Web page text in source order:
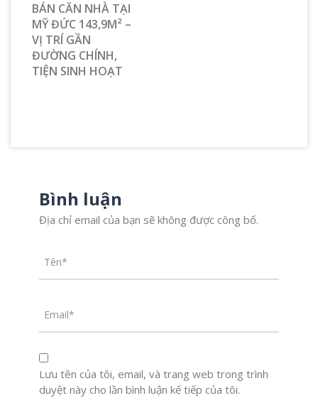
BÁN CĂN NHÀ TẠI
MỸ ĐỨC 143,9M² –
VỊ TRÍ GẦN
ĐƯỜNG CHÍNH,
TIỆN SINH HOẠT
Bình luận
Địa chỉ email của bạn sẽ không được công bố.
Lưu tên của tôi, email, và trang web trong trình
duyệt này cho lần bình luận kế tiếp của tôi.